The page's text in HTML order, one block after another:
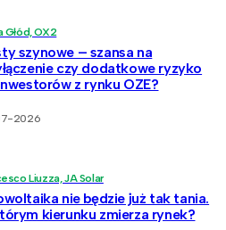
Głód, OX2
szynowe – szansa na
czy dodatkowe ryzyko
z rynku OZE?
2026
Liuzza, JA Solar
nie będzie już tak tania.
kierunku zmierza rynek?